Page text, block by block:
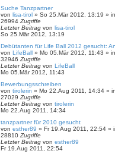
Suche Tanzpartner
von lisa-tirol » So 25.Mär 2012, 13:19 » in
26994 Zugriffe
Letzter Beitrag von lisa-tirol
So 25.Mär 2012, 13:19
Debütanten für Life Ball 2012 gesucht:
von LifeBall » Mo 05.Mär 2012, 11:43 » in
32946 Zugriffe
Letzter Beitrag von LifeBall
Mo 05.Mär 2012, 11:43
Bewerbungsschreiben
von tirolerin » Mo 22.Aug 2011, 14:34 » in
27029 Zugriffe
Letzter Beitrag von tirolerin
Mo 22.Aug 2011, 14:34
tanzpartner für 2010 gesucht
von esther89 » Fr 19.Aug 2011, 22:54 »
28810 Zugriffe
Letzter Beitrag von esther89
Fr 19.Aug 2011, 22:54